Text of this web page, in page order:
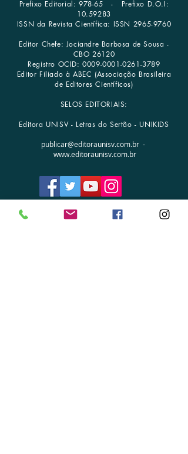
Prefixo Editorial: 978-65 - Prefixo D.O.I:
10.59283
ISSN da Revista Científica: ISSN 2965-9760
Editor Chefe: Jociandre Barbosa de Sousa -
CBO 26120
Registro OCID:0009-0001-0261-3789
Editor Filiado à ABEC (Associação Brasileira
de Editores Científicos)
SELOS EDITORIAIS:
Editora UNISV - Letras do Sertão - UNIKIDS
publicar@editoraunisv.com.br -
www.editoraunisv.com.br
FALE CONOSCO